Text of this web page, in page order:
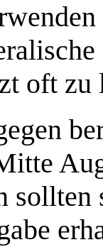
oft zu
sollten